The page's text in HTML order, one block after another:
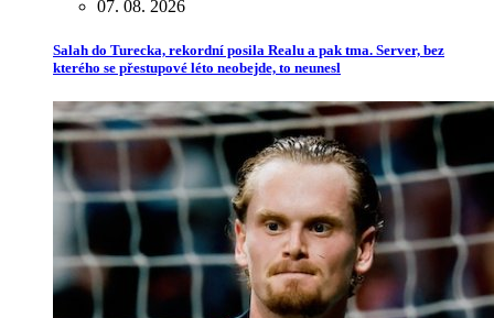
07. 08. 2026
Salah do Turecka, rekordní posila Realu a pak tma. Server, bez
kterého se přestupové léto neobejde, to neunesl